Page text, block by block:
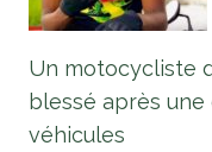
Un motocycliste
blessé après
véhicules